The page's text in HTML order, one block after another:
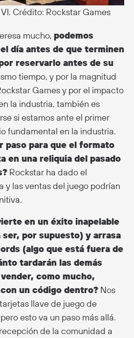
Crédito: Rockstar Games
mucho, podemos
día antes de que terminen
reservarlo antes de su
tiempo, y por la magnitud
Games y por el impacto
la industria, también es
si estamos ante el primer
fundamental en la industria.
paso para que el formato
en una reliquia del pasado
Rockstar ha dado el
y las ventas del juego podrían
en un éxito inapelable
ser, por supuesto) y arrasa
(algo que está fuera de
tardarán las demás
como mucho,
un código dentro? Nos
llave de juego de
esto va un paso más allá.
de la comunidad a